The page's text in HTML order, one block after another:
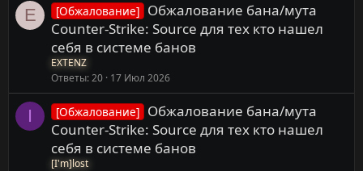
E [Обжалование] Обжалование бана/мута
Counter-Strike: Source для тех кто нашел
себя в системе банов
EXTENZ
Ответы 20 17 Июл 2026
I [Обжалование] Обжалование бана/мута
Counter-Strike: Source для тех кто нашел
себя в системе банов
[I'm]lost